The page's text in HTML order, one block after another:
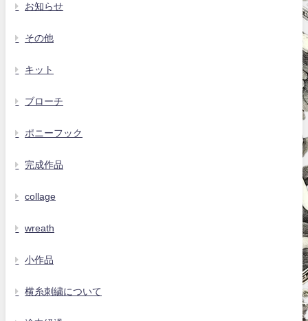
お知らせ
その他
キット
ブローチ
ポニーフック
完成作品
collage
wreath
小作品
横糸刺繍について